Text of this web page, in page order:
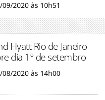
09/2020 às 10h51
Hyatt Rio de Janeiro
dia 1º de setembro
08/2020 às 14h00